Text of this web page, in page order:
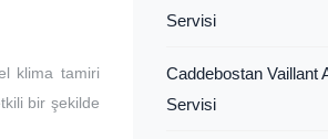
klima tamiri
bir şekilde
Servisi
Caddebostan Vaillant
Servisi